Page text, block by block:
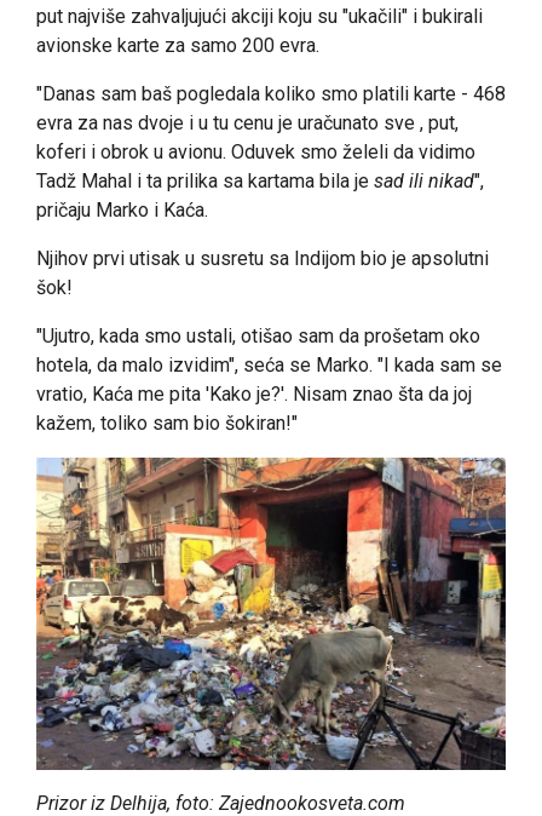
put najviše zahvaljujući akciji koju su "ukačili" i bukirali
avionske karte za samo 200 evra.
"Danas sam baš pogledala koliko smo platili karte - 468
evra za nas dvoje i u tu cenu je uračunato sve , put,
koferi i obrok u avionu. Oduvek smo želeli da vidimo
Tadž Mahal i ta prilika sa kartama bila je sad ili nikad",
pričaju Marko i Kaća.
Njihov prvi utisak u susretu sa Indijom bio je apsolutni
šok!
"Ujutro, kada smo ustali, otišao sam da prošetam oko
hotela, da malo izvidim", seća se Marko. "I kada sam se
vratio, Kaća me pita 'Kako je?'. Nisam znao šta da joj
kažem, toliko sam bio šokiran!"
Prizor iz Delhija, foto: Zajednookosveta.com